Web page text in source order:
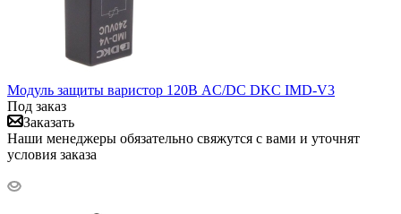
Модуль защиты варистор 120В AC/DC DKC IMD-V3
Под заказ
Заказать
Наши менеджеры обязательно свяжутся с вами и уточнят
условия заказа